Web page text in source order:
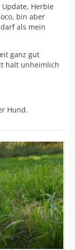
Herbie
bin aber
als mein
ganz gut
halt unheimlich
Hund.